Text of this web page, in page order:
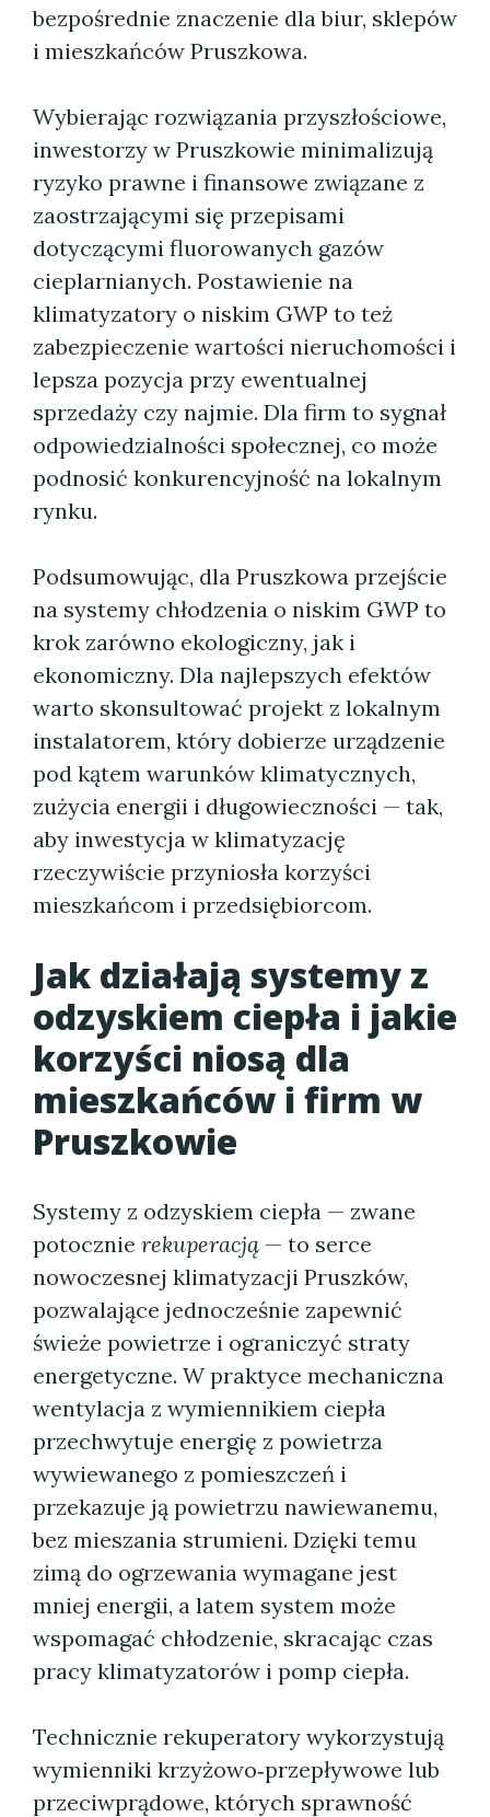
bezpośrednie znaczenie dla biur, sklepów
i mieszkańców Pruszkowa.
Wybierając rozwiązania przyszłościowe,
inwestorzy w Pruszkowie minimalizują
ryzyko prawne i finansowe związane z
zaostrzającymi się przepisami
dotyczącymi fluorowanych gazów
cieplarnianych. Postawienie na
klimatyzatory o niskim GWP to też
zabezpieczenie wartości nieruchomości i
lepsza pozycja przy ewentualnej
sprzedaży czy najmie. Dla firm to sygnał
odpowiedzialności społecznej, co może
podnosić konkurencyjność na lokalnym
rynku.
Podsumowując, dla Pruszkowa przejście
na systemy chłodzenia o niskim GWP to
krok zarówno ekologiczny, jak i
ekonomiczny. Dla najlepszych efektów
warto skonsultować projekt z lokalnym
instalatorem, który dobierze urządzenie
pod kątem warunków klimatycznych,
zużycia energii i długowieczności — tak,
aby inwestycja w klimatyzację
rzeczywiście przyniosła korzyści
mieszkańcom i przedsiębiorcom.
Jak działają systemy z
odzyskiem ciepła i jakie
korzyści niosą dla
mieszkańców i firm w
Pruszkowie
Systemy z odzyskiem ciepła — zwane
potocznie rekuperacją — to serce
nowoczesnej klimatyzacji Pruszków,
pozwalające jednocześnie zapewnić
świeże powietrze i ograniczyć straty
energetyczne. W praktyce mechaniczna
wentylacja z wymiennikiem ciepła
przechwytuje energię z powietrza
wywiewanego z pomieszczeń i
przekazuje ją powietrzu nawiewanemu,
bez mieszania strumieni. Dzięki temu
zimą do ogrzewania wymagane jest
mniej energii, a latem system może
wspomagać chłodzenie, skracając czas
pracy klimatyzatorów i pomp ciepła.
Technicznie rekuperatory wykorzystują
wymienniki krzyżowo‑przepływowe lub
przeciwprądowe, których sprawność